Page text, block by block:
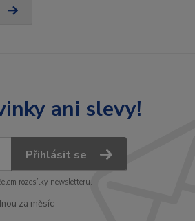
ani slevy!
Přihlásit se
rozesílky newsletteru.
za měsíc